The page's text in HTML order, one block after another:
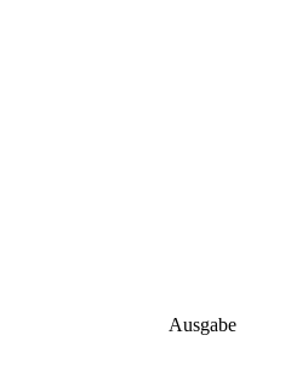
Ausgabe